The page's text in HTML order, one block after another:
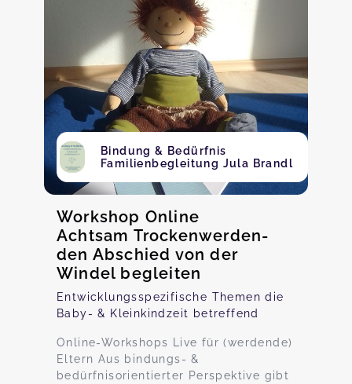
Bindung & Bedürfnis
Familienbegleitung Jula Brandl
Workshop Online
Achtsam Trockenwerden-
den Abschied von der
Windel begleiten
Entwicklungsspezifische Themen die
Baby- & Kleinkindzeit betreffend
Online-Workshops Live für (werdende)
Eltern Aus bindungs- &
bedürfnisorientierter Perspektive gibt